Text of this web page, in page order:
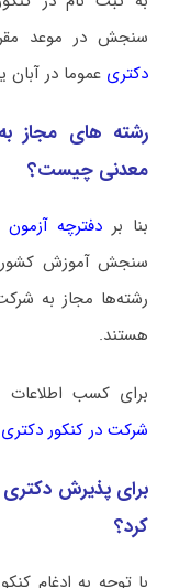
سنجش در موعد
دکتری عموما در آبان
رشته­ های مجاز
معدنی چیست؟
بنا بر دفترچه آزمون
سنجش آموزش کشور،
رشته‌ها مجاز به
هستند.
برای کسب
شرکت در کنکور
برای پذیرش دکتری
کرد؟
با توجه به ادغام